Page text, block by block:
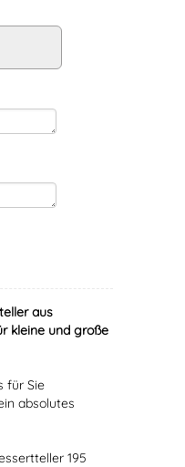
aus
kleine und große
für Sie
absolutes
195